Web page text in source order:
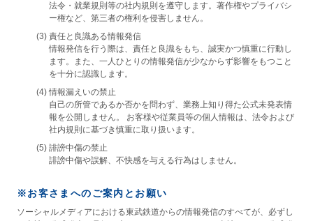
法令・就業規則等の社内規則を遵守します。著作権やプライバシ
ー権など、第三者の権利を侵害しません。
(3) 責任と良識ある情報発信
情報発信を行う際は、責任と良識をもち、誠実かつ慎重に行動し
ます。また、一人ひとりの情報発信が少なからず影響をもつこと
を十分に認識します。
(4) 情報漏えいの禁止
自己の所管であるか否かを問わず、業務上知り得た公式未発表情
報を公開しません。 お客様や従業員等の個人情報は、法令および
社内規則に基づき慎重に取り扱います。
(5) 誹謗中傷の禁止
誹謗中傷や誤解、不快感を与える行為はしません。
※お客さまへのご案内とお願い
ソーシャルメディアにおける東武鉄道からの情報発信のすべてが、必ずし